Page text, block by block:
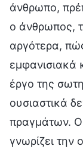
άνθρωπο,
ο άνθρωπος,
αργότερα,
εμφανισιακά
έργο της
ουσιαστικά
πραγμάτων. Ο
γνωρίζει την